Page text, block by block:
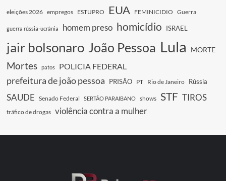
eleições 2026 empregos ESTUPRO EUA FEMINICIDIO Guerra
guerra rússia-ucrânia homem preso homicídio ISRAEL
jair bolsonaro João Pessoa Lula MORTE
Mortes patos POLICIA FEDERAL
prefeitura de joão pessoa PRISÃO PT Rio de Janeiro Rússia
SAUDE Senado Federal SERTÃO PARAIBANO shows STF TIROS
tráfico de drogas violência contra a mulher